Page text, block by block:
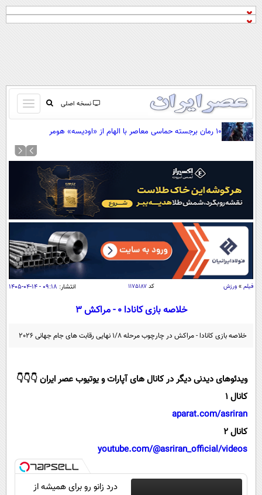
نسخه اصلی
باز
و
کردن
صفحه اول
آرشیو
نظرسنجی
آب و هوا
اوقات شرعی
سواد زندگی
اقتصاد
اقتصادی
جامعه
علم و دانش
اخبار کریپتو
سرگرمی
مجله تصویری سلاح
فیلم
خواندنی ها و دیدنی ها
آموزش زبان
۱۰ رمان برجسته حماسی معاصر با الهام از «اودیسه» هومر
فیلم » ورزش کد ۱۱۷۵۱۸۷ انتشار: ۰۹:۱۸ - ۱۴-۰۴-۱۴۰۵
خلاصه بازی کانادا 0 - مراکش 3
خلاصه بازی کانادا - مراکش در چارچوب مرحله 1/8 نهایی رقابت های جام جهانی 2026
ویدئوهای دیدنی دیگر در کانال های آپارات و یوتیوب عصر ایران 👇👇👇
کانال 1
aparat.com/asriran
کانال 2
youtube.com/@asriran_official/videos
درد زانو رو برای همیشه از